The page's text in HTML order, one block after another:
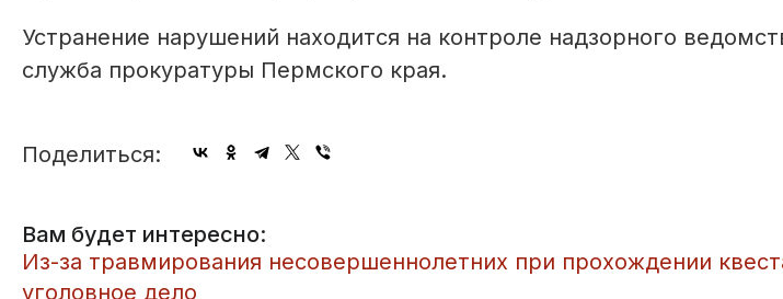
Устранение нарушений находится на контроле надзорного
служба прокуратуры Пермского края.
Поделиться:
Вам будет интересно:
​Из-за травмирования несовершеннолетних при прохождении
уголовное дело